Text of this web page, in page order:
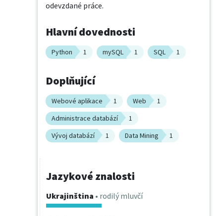
odevzdané práce.
Hlavní dovednosti
Python 1 mySQL 1 SQL 1
Doplňující
Webové aplikace 1 Web
1
Administrace databází
1
Vývoj databází
1 Data Mining 1
Jazykové znalosti
Ukrajinština • rodilý mluvčí